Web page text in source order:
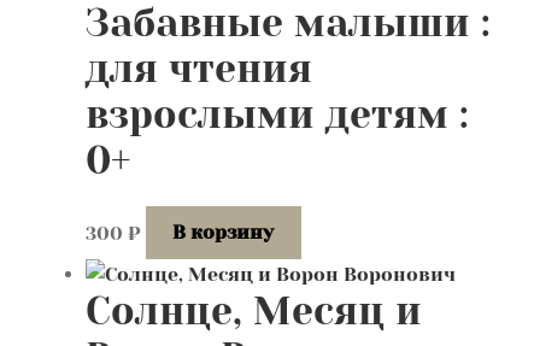
Забавные малыши :
для чтения
взрослыми детям :
0+
300 ₽ В корзину
Солнце, Месяц и